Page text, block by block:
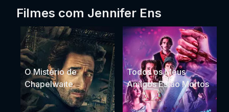
Filmes com Jennifer Ens
O Mistério de
Chapelwaite
Todos os Meus
Amigos Estão Mortos